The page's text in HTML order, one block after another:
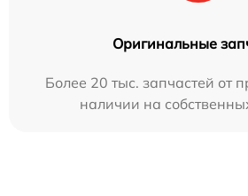
Оригинальные
Более 20 тыс. запчастей от
наличии на